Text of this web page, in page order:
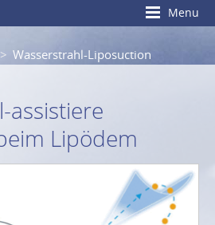
Menu
Wasserstrahl-Liposuction
assistiere
Lipödem